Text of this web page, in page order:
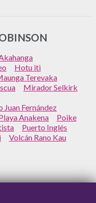
Hotu iti
Terevaka
Mirador Selkirk
Fernández
Anakena
Poike
Puerto Inglés
Volcán Rano Kau